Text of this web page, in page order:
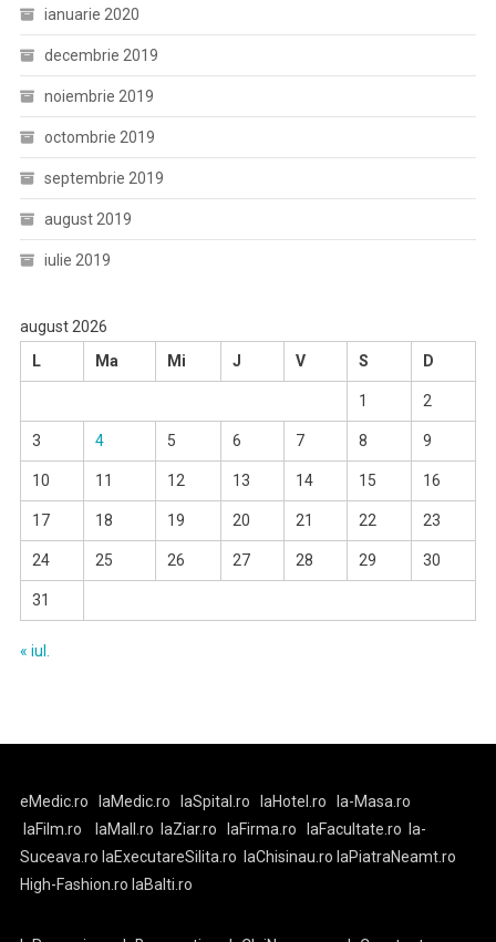
ianuarie 2020
decembrie 2019
noiembrie 2019
octombrie 2019
septembrie 2019
august 2019
iulie 2019
august 2026
L
Ma Mi J V S D
1 2
3 4 5 6 7 8 9
10 11 12 13 14 15 16
17 18 19 20 21 22 23
24 25 26 27 28 29 30
31
« iul.
eMedic.ro laMedic.ro laSpital.ro laHotel.ro
la-Masa.ro
laFilm.ro
laMall.ro laZiar.ro laFirma.ro laFacultate.ro
la-
Suceava.ro laExecutareSilita.ro laChisinau.ro laPiatraNeamt.ro
High-Fashion.ro laBalti.ro